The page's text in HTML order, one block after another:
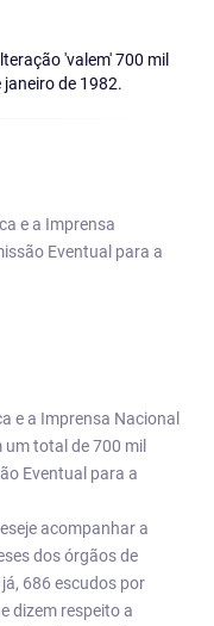
'valem' 700 mil
janeiro de 1982.
e a Imprensa
Eventual para a
e a Imprensa Nacional
total de 700 mil
Eventual para a
acompanhar a
dos órgãos de
686 escudos por
dizem respeito a